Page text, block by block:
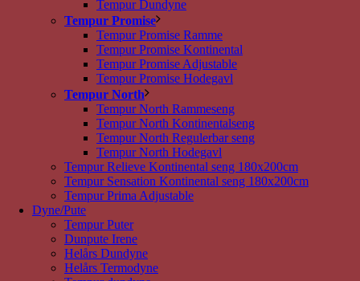
Tempur Dundyne
Tempur Promise
Tempur Promise Ramme
Tempur Promise Kontinental
Tempur Promise Adjustable
Tempur Promise Hodegavl
Tempur North
Tempur North Rammeseng
Tempur North Kontinentalseng
Tempur North Regulerbar seng
Tempur North Hodegavl
Tempur Relieve Kontinental seng 180x200cm
Tempur Sensation Kontinental seng 180x200cm
Tempur Prima Adjustable
Dyne/Pute
Tempur Puter
Dunpute Irene
Helårs Dundyne
Helårs Termodyne